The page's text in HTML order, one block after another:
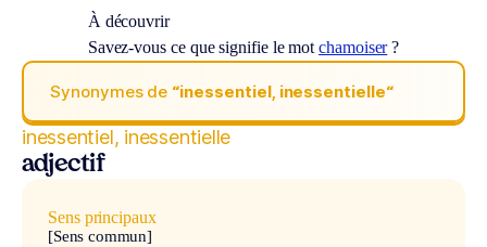
À découvrir
Savez-vous ce que signifie le motchamoiser?
Synonymes de “inessentiel, inessentielle“
inessentiel, inessentielle
adjectif
Sens principaux
[Sens commun]